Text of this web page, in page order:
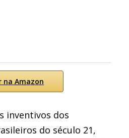
na Amazon
inventivos dos
do século 21,